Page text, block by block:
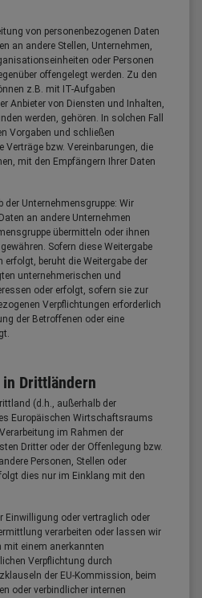
von personenbezogenen Daten
an andere Stellen, Unternehmen,
oder Personen
offengelegt werden. Zu den
z.B. mit IT-Aufgaben
Anbieter von Diensten und Inhalten,
werden, gehören. In solchen Fall
Vorgaben und schließen
Verträge bzw. Vereinbarungen, die
mit den Empfängern Ihrer Daten
der Unternehmensgruppe: Wir
an andere Unternehmen
übermitteln oder ihnen
Sofern diese Weitergabe
beruht die Weitergabe der
unternehmerischen und
oder erfolgt, sofern sie zur
Verpflichtungen erforderlich
der Betroffenen oder eine
Drittländern
(d.h., außerhalb der
Europäischen Wirtschaftsraums
im Rahmen der
Dritter oder der Offenlegung bzw.
Personen, Stellen oder
dies nur im Einklang mit den
Einwilligung oder vertraglich oder
verarbeiten oder lassen wir
mit einem anerkannten
Verpflichtung durch
der EU-Kommission, beim
oder verbindlicher internen